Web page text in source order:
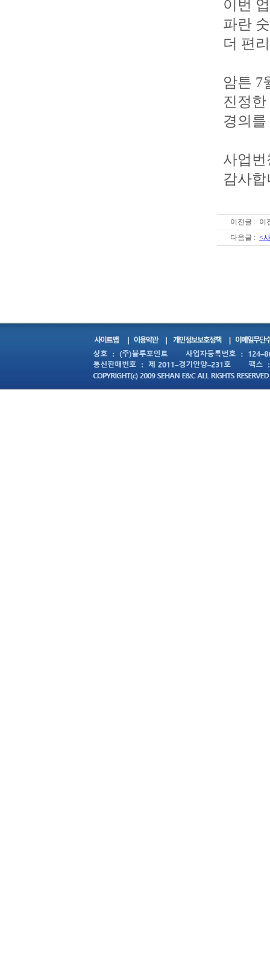
이번
파란
더 편
암튼 7
진정
경의
사업
감사
이전글 : 이
다음글 : <